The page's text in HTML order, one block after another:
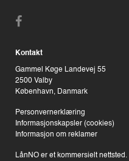
Kontakt
Gammel Køge Landevej 55
2500 Valby
København, Danmark
Personvernerklæring
Informasjonskapsler (cookies)
Informasjon om reklamer
LånNO er et kommersielt nettsted.